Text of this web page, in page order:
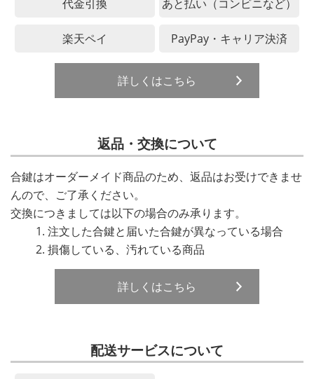
代金引換 あと払い（コンビニなど）
楽天ペイ PayPay・キャリア決済
詳しくはこちら
返品・交換について
合鍵はオーダーメイド商品のため、返品はお受けできませ
んので、ご了承ください。
交換につきましては以下の場合のみ承ります。
注文した合鍵と届いた合鍵が異なっている場合
損傷している、汚れている商品
詳しくはこちら
配送サービスについて